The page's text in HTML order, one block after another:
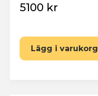
5100 kr
Lägg i varukorg